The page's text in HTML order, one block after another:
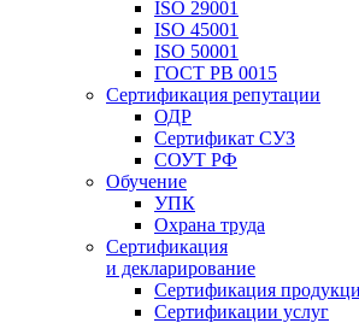
ISO 29001
ISO 45001
ISO 50001
ГОСТ РВ 0015
Сертификация репутации
ОДР
Сертификат СУЗ
СОУТ РФ
Обучение
УПК
Охрана труда
Сертификация
и декларирование
Сертификация
Сертификации услуг